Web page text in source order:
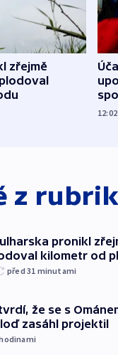
zřejmě
12:02
z
pronikl
kilometr od
před 31 minutami
že se s
loď zasáhl projektil